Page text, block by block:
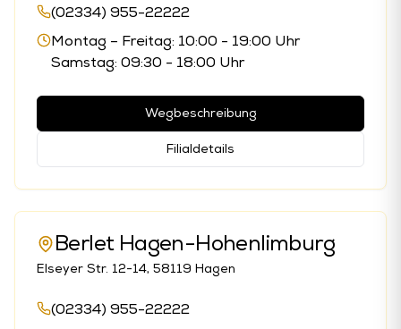
(02334) 955-22222
Montag – Freitag: 10:00 - 19:00 Uhr
Samstag: 09:30 - 18:00 Uhr
Wegbeschreibung
Filialdetails
Berlet Hagen-Hohenlimburg
Elseyer Str. 12-14, 58119 Hagen
(02334) 955-22222